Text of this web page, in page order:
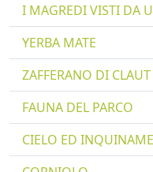
I MAGREDI VISTI DA
YERBA MATE
ZAFFERANO DI CLAUT
FAUNA DEL PARCO
CIELO ED